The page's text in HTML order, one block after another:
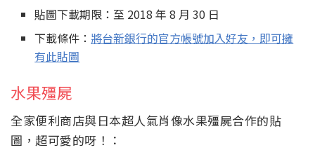
貼圖下載期限：至 2018 年 8 月 30 日
下載條件： 將台新銀行的官方帳號加入好友，即可擁
有此貼圖
水果殭屍
全家便利商店與日本超人氣肖像水果殭屍合作的貼
圖，超可愛的呀！：